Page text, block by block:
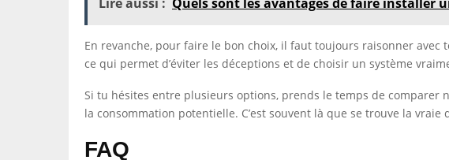
En revanche, pour faire le bon choix, il faut toujours raisonner avec
ce qui permet d’éviter les déceptions et de choisir un système
Si tu hésites entre plusieurs options, prends le temps de comparer
la consommation potentielle. C’est souvent là que se trouve la vraie
FAQ